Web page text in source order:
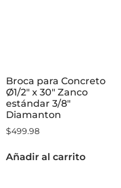
Broca para Concreto
Ø1/2″ x 30″ Zanco
estándar 3/8″
Diamanton
$499.98
Añadir al carrito